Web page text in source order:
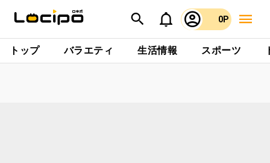
0P
トップ バラエティ 生活情報 スポーツ